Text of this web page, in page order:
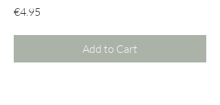
€4.95
Add to Cart